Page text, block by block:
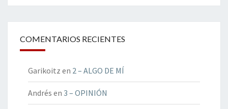
COMENTARIOS RECIENTES
Garikoitz en 2 – ALGO DE MÍ
Andrés en 3 – OPINIÓN